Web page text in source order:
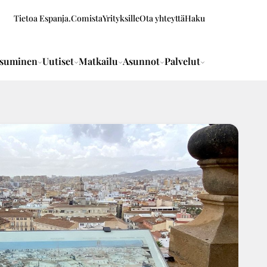
Tietoa Espanja.ComistaYrityksilleOta yhteyttäHaku
Uutiset Matkailu Asunnot Palvelut